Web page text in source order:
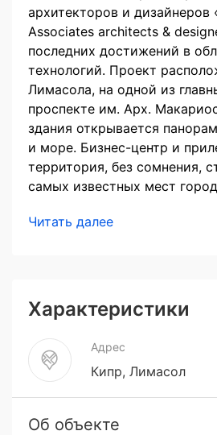
архитекторов и дизайнеров
Associates architects &
последних достижений в
технологий. Проект
Лимасола, на одной из
проспекте им. Арх.
здания открывается
и море. Бизнес-центр и
территория, без сомнения,
самых известных мест
Читать далее
Характеристики
Адрес
Кипр, Лимасол
Об объекте